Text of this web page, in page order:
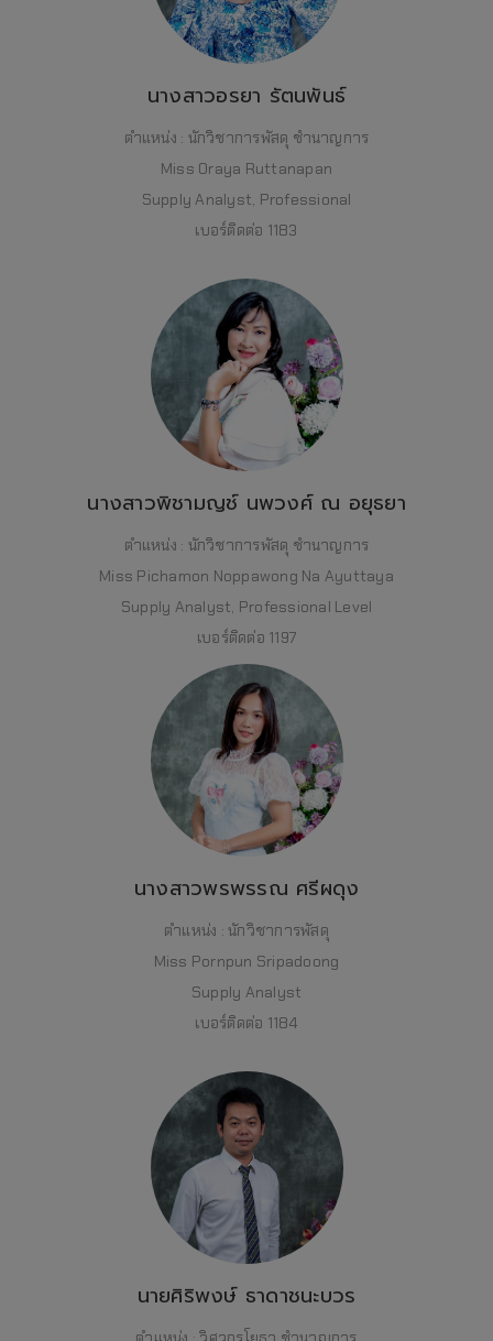
นางสาวอรยา รัตนพันธ์
ตำแหน่ง : นักวิชาการพัสดุ ชำนาญการ
Miss Oraya Ruttanapan
Supply Analyst, Professional
เบอร์ติดต่อ 1183
นางสาวพิชามญช์ นพวงศ์ ณ อยุธยา
ตำแหน่ง : นักวิชาการพัสดุ ชำนาญการ
Miss Pichamon Noppawong Na Ayuttaya
Supply Analyst, Professional Level
เบอร์ติดต่อ 1197
นางสาวพรพรรณ ศรีผดุง
ตำแหน่ง : นักวิชาการพัสดุ
Miss Pornpun Sripadoong
Supply Analyst
เบอร์ติดต่อ 1184
นายศิริพงษ์ ธาดาชนะบวร